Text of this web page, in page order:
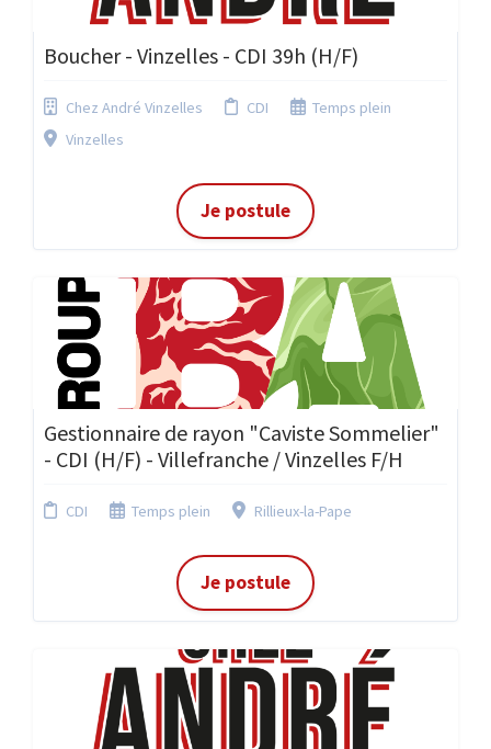
Boucher - Vinzelles - CDI 39h (H/F)
Chez André Vinzelles CDI
Temps plein
Vinzelles
Je postule
Gestionnaire de rayon "Caviste Sommelier"
- CDI (H/F) - Villefranche / Vinzelles F/H
CDI Temps plein Rillieux-la-Pape
Je postule